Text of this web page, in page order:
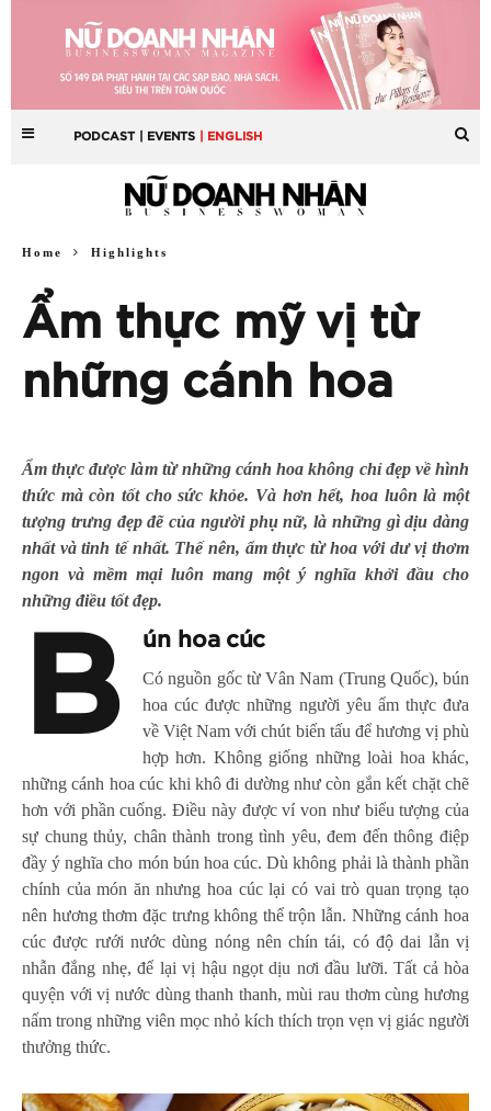
PODCAST | EVENTS | ENGLISH
Home Highlights
Ẩm thực mỹ vị từ
những cánh hoa
Ẩm thực được làm từ những cánh hoa không chỉ đẹp về hình
thức mà còn tốt cho sức khỏe. Và hơn hết, hoa luôn là một
tượng trưng đẹp đẽ của người phụ nữ, là những gì dịu dàng
nhất và tinh tế nhất. Thế nên, ẩm thực từ hoa với dư vị thơm
ngon và mềm mại luôn mang một ý nghĩa khởi đầu cho
những điều tốt đẹp.
B ún hoa cúc
Có nguồn gốc từ Vân Nam (Trung Quốc), bún
hoa cúc được những người yêu ẩm thực đưa
về Việt Nam với chút biến tấu để hương vị phù
hợp hơn. Không giống những loài hoa khác,
những cánh hoa cúc khi khô đi dường như còn gắn kết chặt chẽ
hơn với phần cuống. Điều này được ví von như biểu tượng của
sự chung thủy, chân thành trong tình yêu, đem đến thông điệp
đầy ý nghĩa cho món bún hoa cúc. Dù không phải là thành phần
chính của món ăn nhưng hoa cúc lại có vai trò quan trọng tạo
nên hương thơm đặc trưng không thể trộn lẫn. Những cánh hoa
cúc được rưới nước dùng nóng nên chín tái, có độ dai lẫn vị
nhẫn đắng nhẹ, để lại vị hậu ngọt dịu nơi đầu lưỡi. Tất cả hòa
quyện với vị nước dùng thanh thanh, mùi rau thơm cùng hương
nấm trong những viên mọc nhỏ kích thích trọn vẹn vị giác người
thưởng thức.